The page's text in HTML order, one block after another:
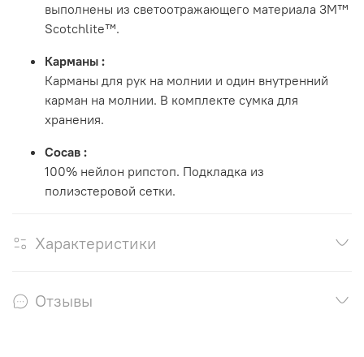
выполнены из светоотражающего материала 3M™
Scotchlite™.
Карманы :
Карманы для рук на молнии и один внутренний
карман на молнии. В комплекте сумка для
хранения.
Сосав :
100% нейлон рипстоп. Подкладка из
полиэстеровой сетки.
Характеристики
Отзывы